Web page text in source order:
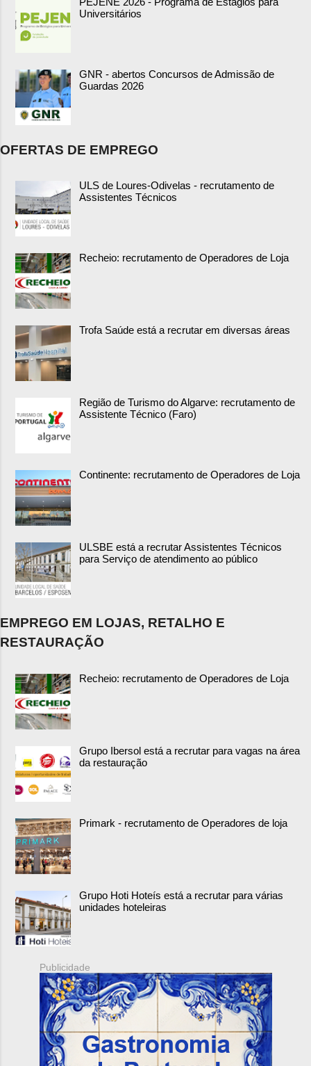
Universitários
GNR - abertos Concursos de Admissão de
Guardas 2026
OFERTAS DE EMPREGO
ULS de Loures-Odivelas - recrutamento de
Assistentes Técnicos
Recheio: recrutamento de Operadores de Loja
Trofa Saúde está a recrutar em diversas áreas
Região de Turismo do Algarve: recrutamento de
Assistente Técnico (Faro)
Continente: recrutamento de Operadores de Loja
ULSBE está a recrutar Assistentes Técnicos
para Serviço de atendimento ao público
EMPREGO EM LOJAS, RETALHO E
RESTAURAÇÃO
Recheio: recrutamento de Operadores de Loja
Grupo Ibersol está a recrutar para vagas na área
da restauração
Primark - recrutamento de Operadores de loja
Grupo Hoti Hoteís está a recrutar para várias
unidades hoteleiras
Publicidade